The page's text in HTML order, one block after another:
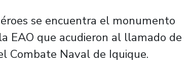
se encuentra el monumento
EAO que acudieron al llamado de
Combate Naval de Iquique.